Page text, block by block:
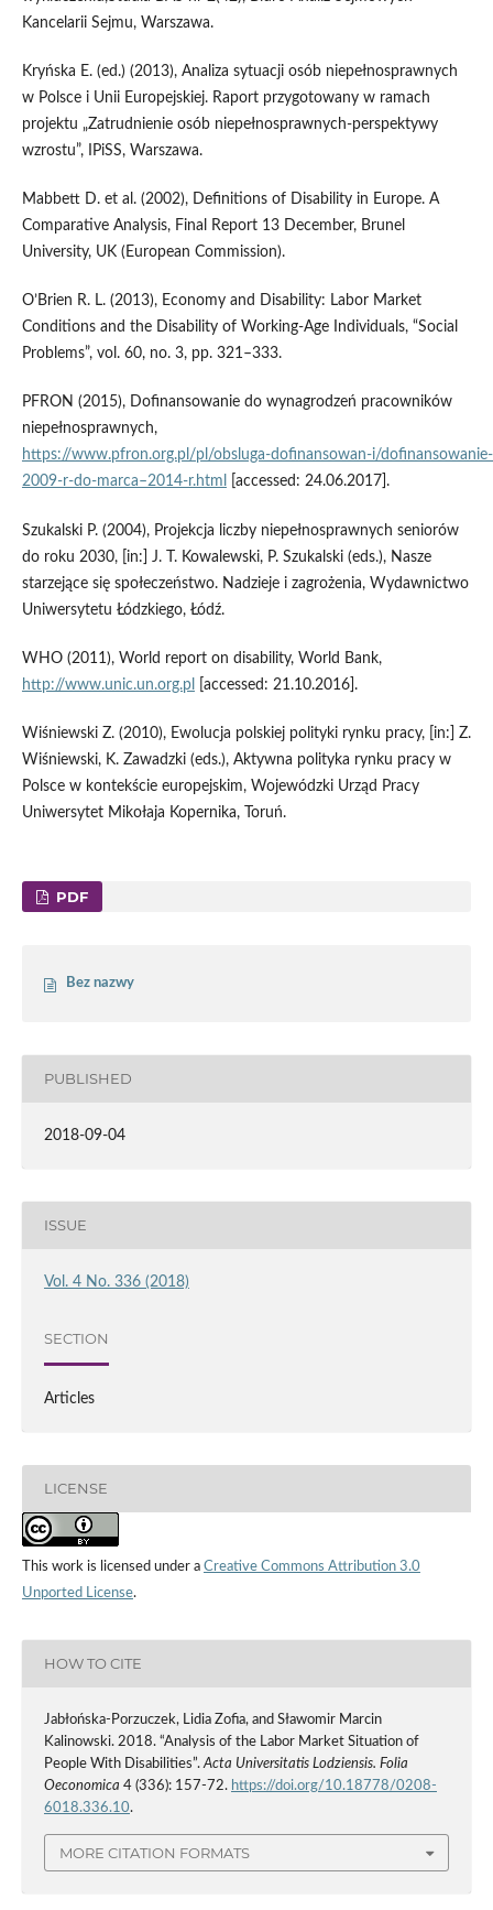
Kancelarii Sejmu, Warszawa.
Kryńska E. (ed.) (2013), Analiza sytuacji osób niepełnosprawnych
w Polsce i Unii Europejskiej. Raport przygotowany w ramach
projektu „Zatrudnienie osób niepełnosprawnych‑perspektywy
wzrostu”, IPiSS, Warszawa.
Mabbett D. et al. (2002), Definitions of Disability in Europe. A
Comparative Analysis, Final Report 13 December, Brunel
University, UK (European Commission).
O’Brien R. L. (2013), Economy and Disability: Labor Market
Conditions and the Disability of Working‑Age Individuals, “Social
Problems”, vol. 60, no. 3, pp. 321–333.
PFRON (2015), Dofinansowanie do wynagrodzeń pracowników
niepełnosprawnych,
https://www.pfron.org.pl/pl/obsluga‑dofinansowan‑i/
2009‑r‑do‑marca–2014‑r.html
[accessed: 24.06.2017].
Szukalski P. (2004), Projekcja liczby niepełnosprawnych seniorów
do roku 2030, [in:] J. T. Kowalewski, P. Szukalski (eds.), Nasze
starzejące się społeczeństwo. Nadzieje i zagrożenia, Wydawnictwo
Uniwersytetu Łódzkiego, Łódź.
WHO (2011), World report on disability, World Bank,
http://www.unic.un.org.pl
[accessed: 21.10.2016].
Wiśniewski Z. (2010), Ewolucja polskiej polityki rynku pracy, [in:] Z.
Wiśniewski, K. Zawadzki (eds.), Aktywna polityka rynku pracy w
Polsce w kontekście europejskim, Wojewódzki Urząd Pracy
Uniwersytet Mikołaja Kopernika, Toruń.
PDF
Bez nazwy
PUBLISHED
2018-09-04
ISSUE
Vol. 4 No. 336 (2018)
SECTION
Articles
LICENSE
This work is licensed under a Creative Commons Attribution 3.0
Unported License.
HOW TO CITE
Jabłońska‑Porzuczek, Lidia Zofia, and Sławomir Marcin
Kalinowski. 2018. “Analysis of the Labor Market Situation of
People With Disabilities”.Acta Universitatis Lodziensis. Folia
Oeconomica 4 (336): 157-72. https://doi.org/10.18778/0208-
6018.336.10.
MORE CITATION FORMATS